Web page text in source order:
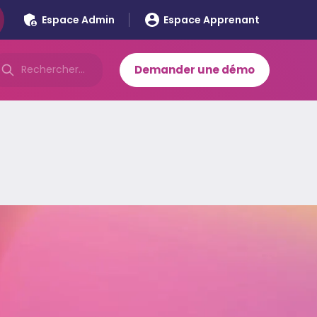
Espace Admin Espace Apprenant
Demander une démo